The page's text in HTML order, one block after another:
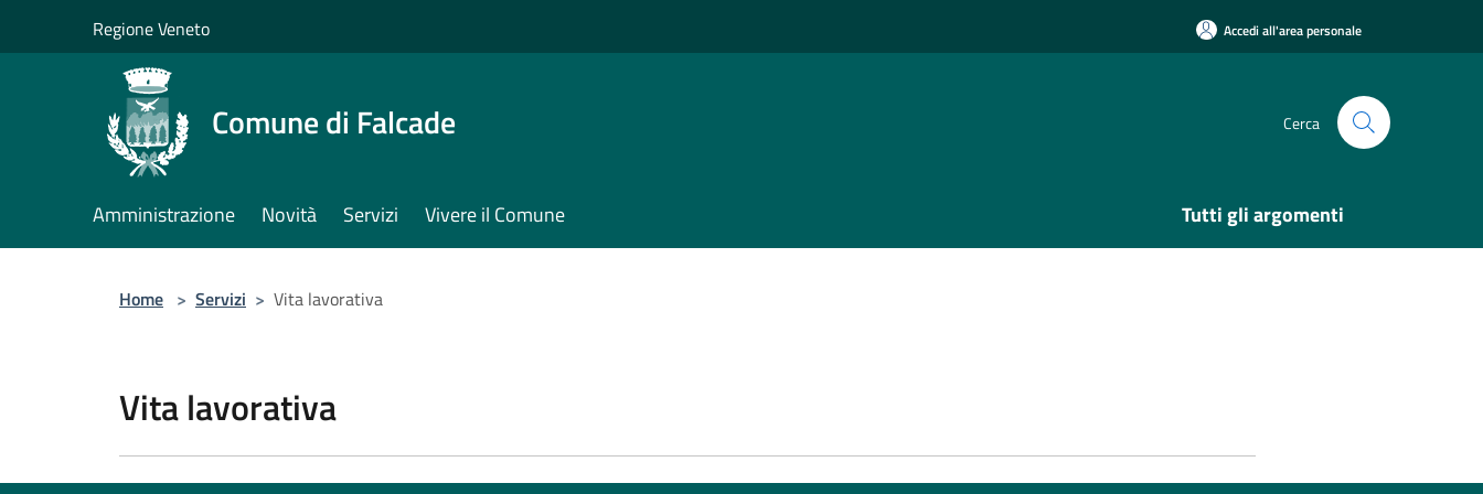
Regione Veneto Accedi all'area personale
Comune di Falcade Cerca
Amministrazione Novità Servizi Vivere il Comune Tutti gli argomenti
Home > Servizi > Vita lavorativa
Vita lavorativa